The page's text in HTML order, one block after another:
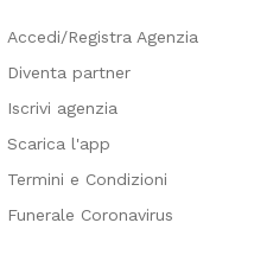
Accedi/Registra Agenzia
Diventa partner
Iscrivi agenzia
Scarica l'app
Termini e Condizioni
Funerale Coronavirus